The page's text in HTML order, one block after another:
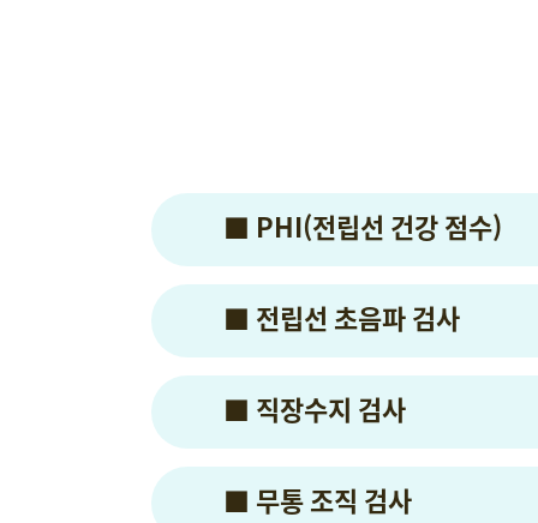
■ PHI(전립선 건강 점수)
■ 전립선 초음파 검사
■ 직장수지 검사
■ 무통 조직 검사